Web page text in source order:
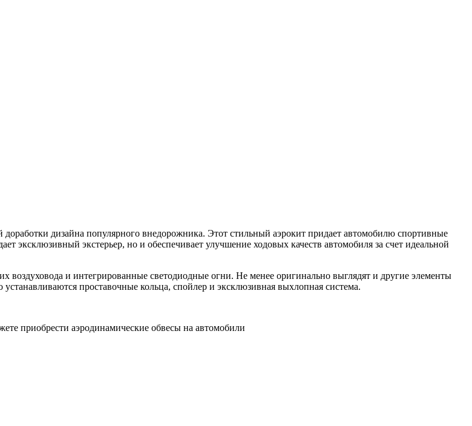
дизайна популярного внедорожника. Этот стильный аэрокит придает автомобилю спортивные
эксклюзивный экстерьер, но и обеспечивает улучшение ходовых качеств автомобиля за счет идеальной
и интегрированные светодиодные огни. Не менее оригинально выглядят и другие элементы
проставочные кольца, спойлер и эксклюзивная выхлопная система.
приобрести аэродинамические обвесы на автомобили